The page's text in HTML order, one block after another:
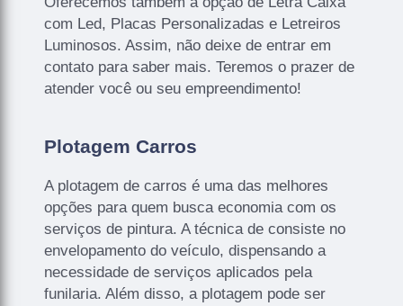
com Led, Placas Personalizadas e Letreiros
Luminosos. Assim, não deixe de entrar em
contato para saber mais. Teremos o prazer de
atender você ou seu empreendimento!
Plotagem Carros
A plotagem de carros é uma das melhores
opções para quem busca economia com os
serviços de pintura. A técnica de consiste no
envelopamento do veículo, dispensando a
necessidade de serviços aplicados pela
funilaria. Além disso, a plotagem pode ser